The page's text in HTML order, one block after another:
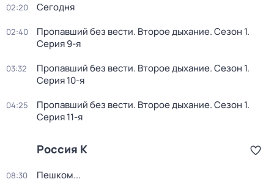
02:20 Сегодня
02:40 Пропавший без вести. Второе дыхание. Сезон 1.
Серия 9-я
03:32 Пропавший без вести. Второе дыхание. Сезон 1.
Серия 10-я
04:25 Пропавший без вести. Второе дыхание. Сезон 1.
Серия 11-я
Россия К
08:30 Пешком...